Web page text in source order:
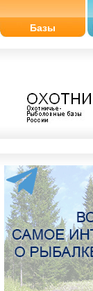
Базы